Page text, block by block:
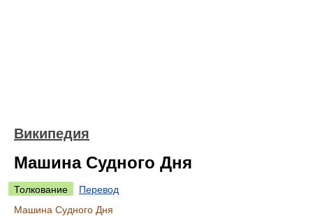
Википедия
Машина Судного Дня
Толкование
Перевод
Машина Судного Дня